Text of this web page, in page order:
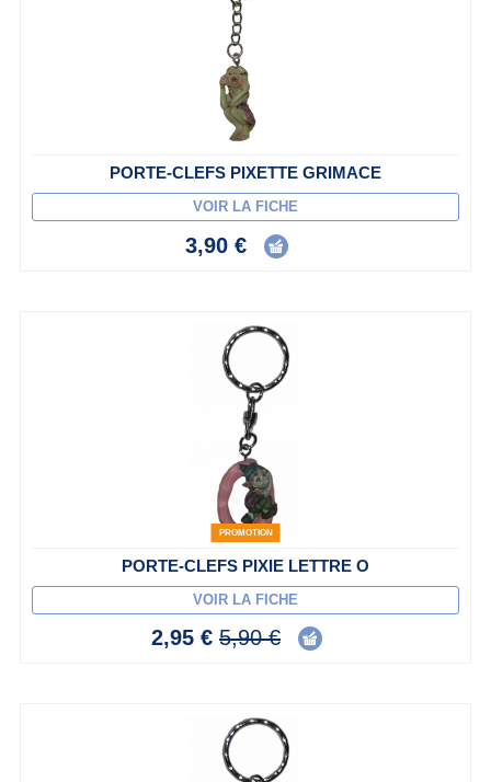
PORTE-CLEFS PIXETTE GRIMACE
VOIR LA FICHE
3,90 €
PROMOTION
PORTE-CLEFS PIXIE LETTRE O
VOIR LA FICHE
2,95 € 5,90 €